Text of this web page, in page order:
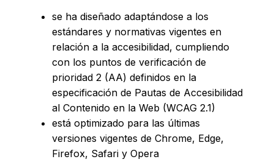
se ha diseñado adaptándose a los
estándares y normativas vigentes en
relación a la accesibilidad, cumpliendo
con los puntos de verificación de
prioridad 2 (AA) definidos en la
especificación de Pautas de Accesibilidad
al Contenido en la Web (WCAG 2.1)
está optimizado para las últimas
versiones vigentes de Chrome, Edge,
Firefox, Safari y Opera